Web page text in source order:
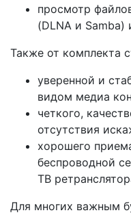
просмотр
(DLNA и Samba)
Также от комплекта
уверенной и
видом медиа
четкого,
отсутствия
хорошего
беспроводной
ТВ
Для многих важным